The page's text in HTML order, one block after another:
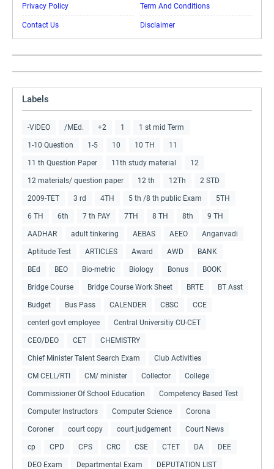
Privacy Policy Term And Conditions
Contact Us Disclaimer
Labels
-VIDEO /MEd. +2 1 1 st mid Term
1-10 Question 1-5 10 10 TH 11
11 th Question Paper 11th study material 12
12 materials/ question paper 12 th 12Th 2 STD
2009-TET 3 rd 4TH 5 th /8 th public Exam 5TH
6 TH 6th 7 th PAY 7TH 8 TH 8th 9 TH
AADHAR adult tinkering AEBAS AEEO Anganvadi
Aptitude Test ARTICLES Award AWD BANK
BEd BEO Bio-metric Biology Bonus BOOK
Bridge Course Bridge Course Work Sheet BRTE BT Asst
Budget Bus Pass CALENDER CBSC CCE
centerl govt employee Central Universitiy CU-CET
CEO/DEO CET CHEMISTRY
Chief Minister Talent Search Exam Club Activities
CM CELL/RTI CM/ minister Collector College
Commissioner Of School Education Competency Based Test
Computer Instructors Computer Science Corona
Coroner court copy court judgement Court News
cp CPD CPS CRC CSE CTET DA DEE
DEO Exam Departmental Exam DEPUTATION LIST